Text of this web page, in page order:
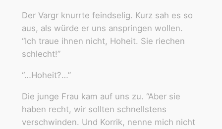
Der Vargr knurrte feindselig. Kurz sah es so
aus, als würde er uns anspringen wollen.
“Ich traue ihnen nicht, Hoheit. Sie riechen
schlecht!”
“…Hoheit?…”
Die junge Frau kam auf uns zu. “Aber sie
haben recht, wir sollten schnellstens
verschwinden. Und Korrik, nenne mich nicht